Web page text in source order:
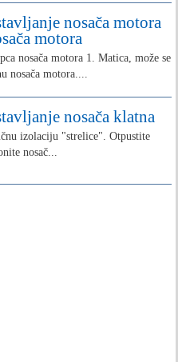
nosača motora
motora
nosača motora 1. Matica, može se
nosača motora....
nosača klatna
izolaciju "strelice". Otpustite
nosač...